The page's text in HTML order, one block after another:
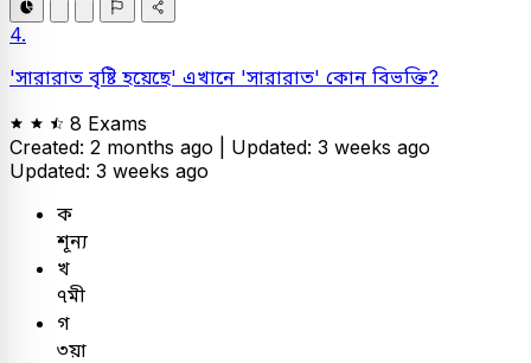
4.
'সারারাত বৃষ্টি হয়েছে' এখানে 'সারারাত' কোন বিভক্তি?
8 Exams
Created: 2 months ago | Updated: 3 weeks ago
Updated: 3 weeks ago
ক
শূন্য
খ
৭মী
গ
৩য়া